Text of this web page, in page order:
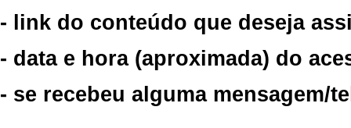
- link do conteúdo que deseja
- data e hora (aproximada) do
- se recebeu alguma mensagem/